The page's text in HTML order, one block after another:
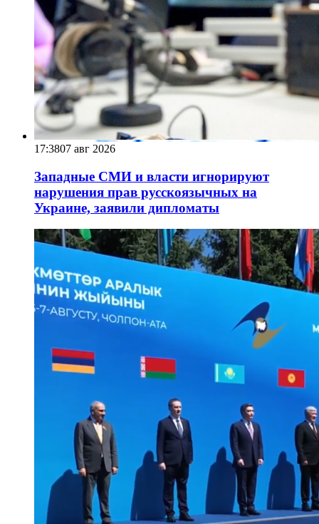
17:3807 авг 2026
Западные СМИ и власти игнорируют
нарушения прав русскоязычных на
Украине, заявили дипломаты